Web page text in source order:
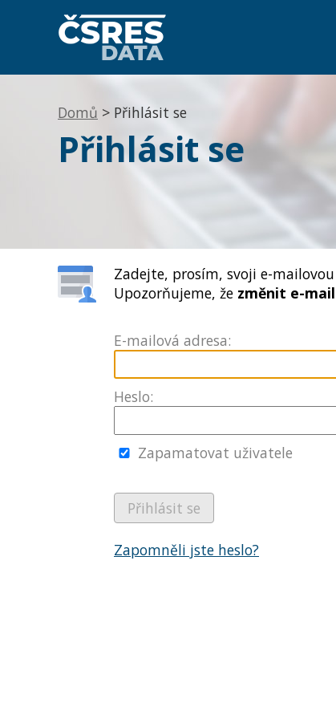
Domů > Přihlásit se
Přihlásit se
Zadejte, prosím, svoji e-
Upozorňujeme, že změnit e-
E-mailová adresa:
Heslo:
Zapamatovat uživatele
Zapomněli jste heslo?